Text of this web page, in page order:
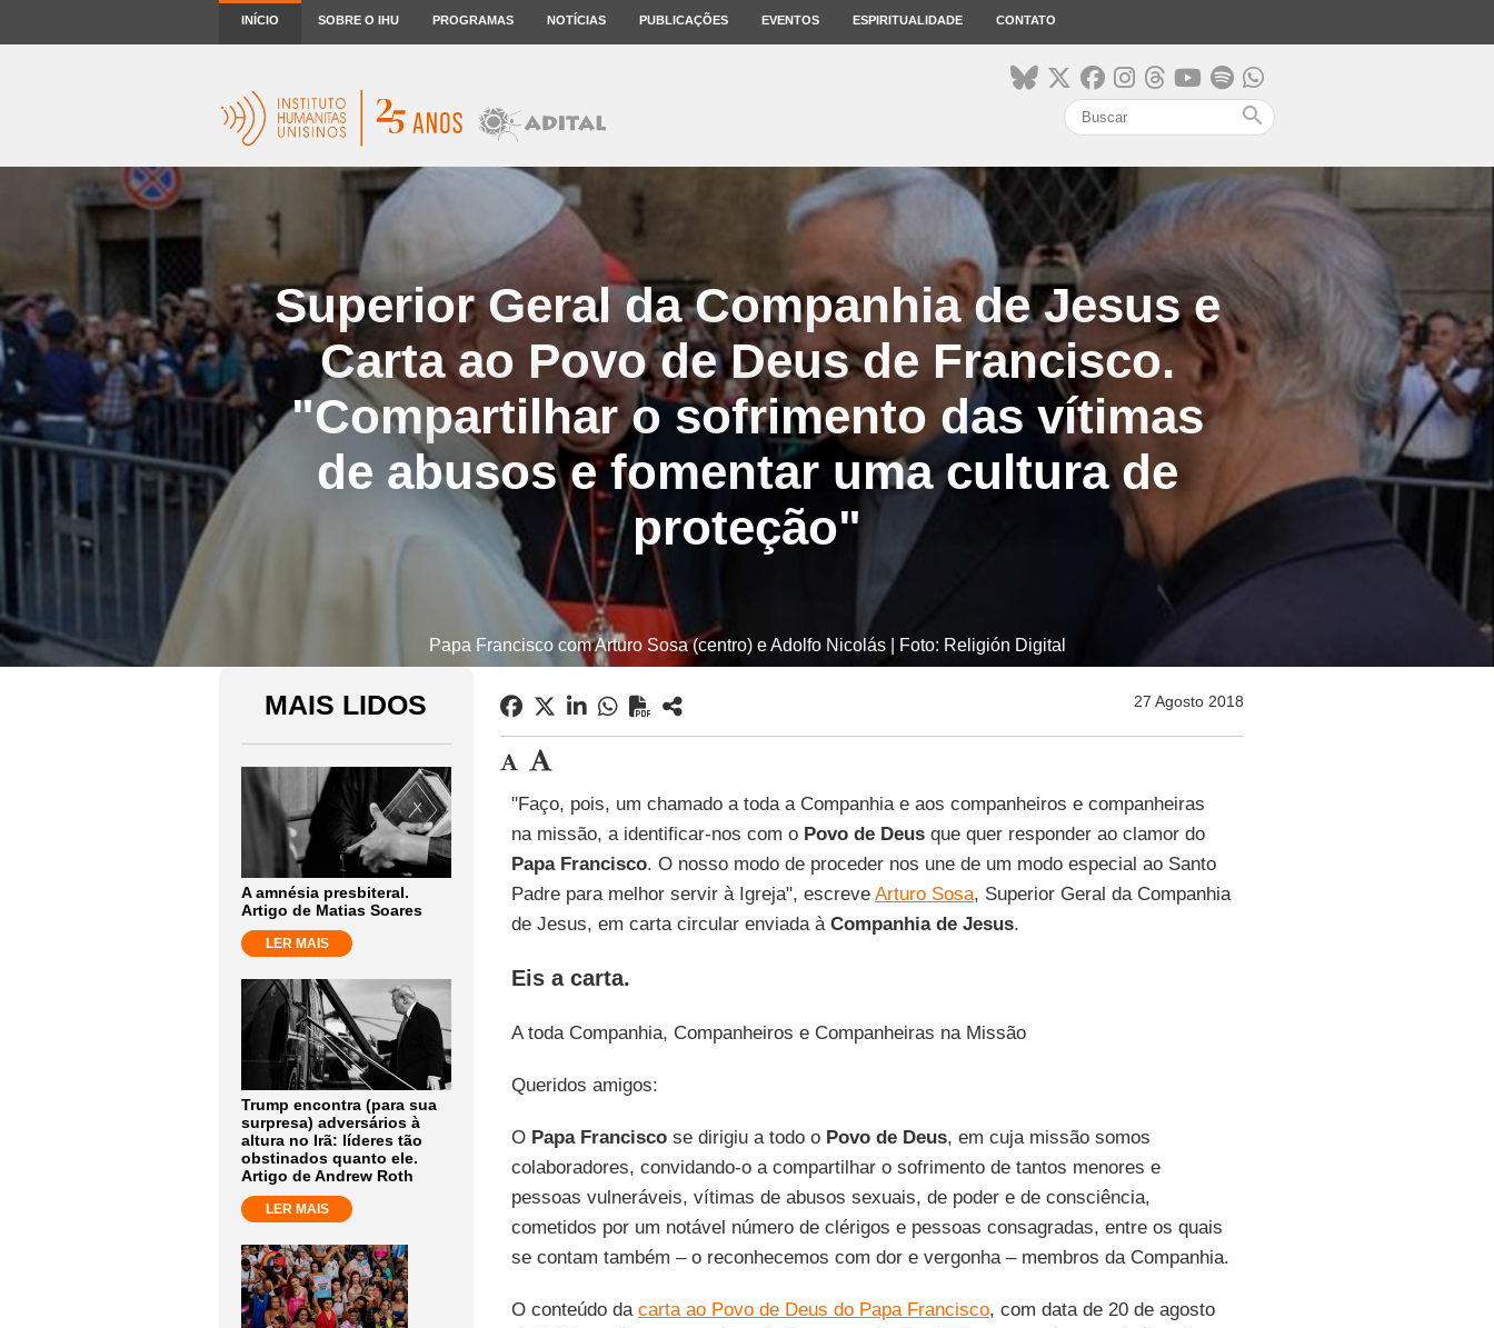
INÍCIO SOBRE O IHU PROGRAMAS NOTÍCIAS PUBLICAÇÕES EVENTOS ESPIRITUALIDADE CONTATO
search
Superior Geral da Companhia de Jesus e
Carta ao Povo de Deus de Francisco.
"Compartilhar o sofrimento das vítimas
de abusos e fomentar uma cultura de
proteção"
Papa Francisco com Arturo Sosa (centro) e Adolfo Nicolás | Foto: Religión Digital
MAIS LIDOS
A amnésia presbiteral.
Artigo de Matias Soares
LER MAIS
Trump encontra (para sua
surpresa) adversários à
altura no Irã: líderes tão
obstinados quanto ele.
Artigo de Andrew Roth
LER MAIS
27 Agosto 2018
"Faço, pois, um chamado a toda a Companhia e aos companheiros e companheiras
na missão, a identificar-nos com o Povo de Deusque quer responder ao clamor do
Papa Francisco. O nosso modo de proceder nos une de um modo especial ao Santo
Padre para melhor servir à Igreja", escreve Arturo Sosa, Superior Geral da Companhia
de Jesus, em carta circular enviada à Companhia de Jesus.
Eis a carta.
A toda Companhia, Companheiros e Companheiras na Missão
Queridos amigos:
O Papa Franciscose dirigiu a todo o Povo de Deus, em cuja missão somos
colaboradores, convidando-o a compartilhar o sofrimento de tantos menores e
pessoas vulneráveis, vítimas de abusos sexuais, de poder e de consciência,
cometidos por um notável número de clérigos e pessoas consagradas, entre os quais
se contam também – o reconhecemos com dor e vergonha – membros da Companhia.
O conteúdo da carta ao Povo de Deus do Papa Francisco, com data de 20 de agosto